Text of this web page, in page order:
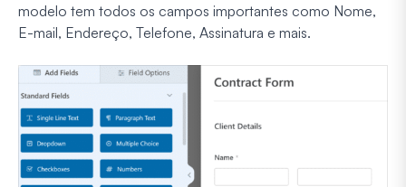
modelo tem todos os campos importantes como Nome,
E-mail, Endereço, Telefone, Assinatura e mais.